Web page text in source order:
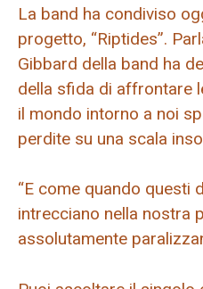
La band ha condiviso
progetto, “Riptides”.
Gibbard della band ha
della sfida di affrontare
il mondo intorno a noi
perdite su una scala
“E come quando questi
intrecciano nella nostra
assolutamente